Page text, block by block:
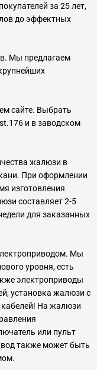
за 25 лет,
до эффектных
Мы предлагаем
сайте. Выбрать
и в заводском
жалюзи в
При оформлении
изготовления
составляет 2-5
для заказанных
Мы
уровня, есть
электроприводы
установка жалюзи с
На жалюзи
или пульт
также может быть